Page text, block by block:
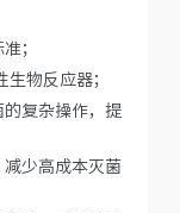
；
物反应器；
复杂操作，提
少高成本灭菌